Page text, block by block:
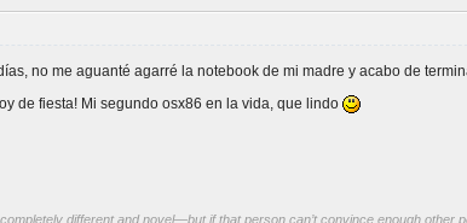
no me aguanté agarré la notebook de mi madre y acabo de
de fiesta! Mi segundo osx86 en la vida, que lindo
different and novel—but if that person can’t convince enough other